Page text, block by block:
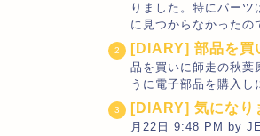
りました。特にパー
に見つからなかった
[DIARY] 部品を買
品を買いに師走の秋葉
うに電子部品を購入
[DIARY] 気になり
月22日 9:48 PM by